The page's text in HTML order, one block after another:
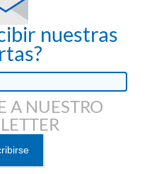
nuestras
A NUESTRO